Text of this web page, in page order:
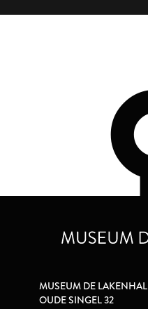
MUSEUM DE LAKENHAL
OUDE SINGEL 32